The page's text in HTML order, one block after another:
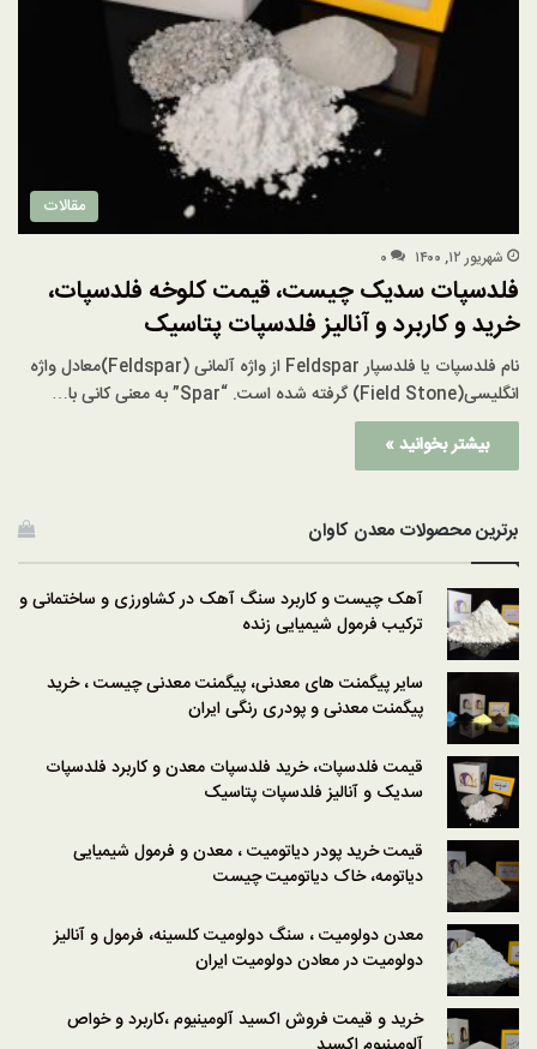
مقالات
شهریور ۱۲, ۱۴۰۰ ۰
فلدسپات سدیک چیست، قیمت کلوخه فلدسپات،
خرید و کاربرد و آنالیز فلدسپات پتاسیک
نام فلدسپات یا فلدسپار Feldspar از واژه آلمانی (Feldspar)معادل واژه
انگلیسی(Field Stone) گرفته شده است. “Spar” به معنی کانی با…
بیشتر بخوانید »
برترین محصولات معدن کاوان
آهک چیست و کاربرد سنگ آهک در کشاورزی و ساختمانی و
ترکیب فرمول شیمیایی زنده
سایر پیگمنت های معدنی، پیگمنت معدنی چیست ، خرید
پیگمنت معدنی و پودری رنگی ایران
قیمت فلدسپات، خرید فلدسپات معدن و کاربرد فلدسپات
سدیک و آنالیز فلدسپات پتاسیک
قیمت خرید پودر دیاتومیت ، معدن و فرمول شیمیایی
دیاتومه، خاک دیاتومیت چیست
معدن دولومیت ، سنگ دولومیت کلسینه، فرمول و آنالیز
دولومیت در معادن دولومیت ایران
خرید و قیمت فروش اکسید آلومینیوم ،کاربرد و خواص